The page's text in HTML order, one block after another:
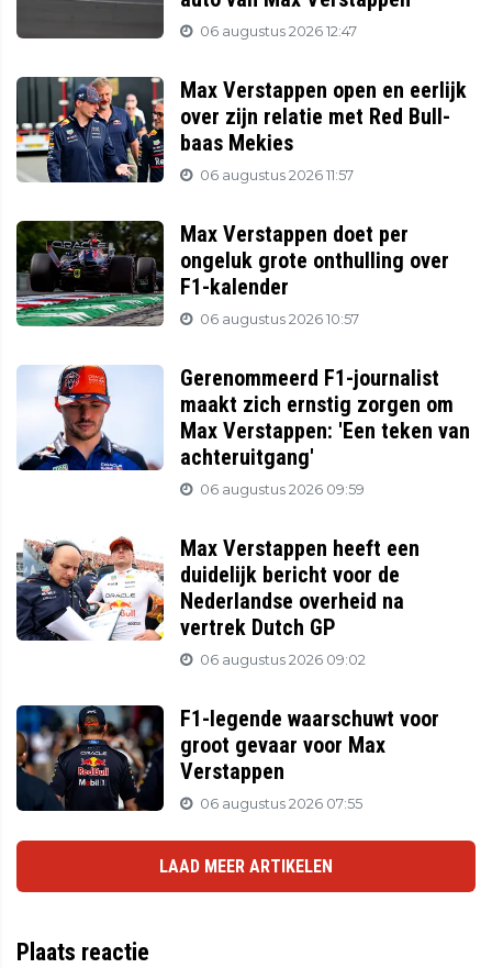
06 augustus 2026 12:47
Max Verstappen open en eerlijk
over zijn relatie met Red Bull-
baas Mekies
06 augustus 2026 11:57
Max Verstappen doet per
ongeluk grote onthulling over
F1-kalender
06 augustus 2026 10:57
Gerenommeerd F1-journalist
maakt zich ernstig zorgen om
Max Verstappen: 'Een teken van
achteruitgang'
06 augustus 2026 09:59
Max Verstappen heeft een
duidelijk bericht voor de
Nederlandse overheid na
vertrek Dutch GP
06 augustus 2026 09:02
F1-legende waarschuwt voor
groot gevaar voor Max
Verstappen
06 augustus 2026 07:55
LAAD MEER ARTIKELEN
Plaats reactie